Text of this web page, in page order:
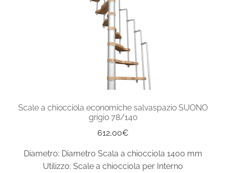
Scale a chiocciola economiche salvaspazio SUONO
grigio 78/140
612,00€
Diametro: Diametro Scala a chiocciola 1400 mm
Utilizzo: Scale a chiocciola per Interno